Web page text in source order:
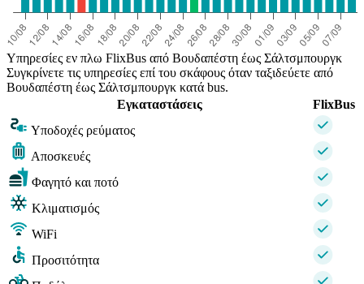
Υπηρεσίες εν πλω FlixBus από Βουδαπέστη έως Σάλτσμπουργκ
Συγκρίνετε τις υπηρεσίες επί του σκάφους όταν ταξιδεύετε από
Βουδαπέστη έως Σάλτσμπουργκ κατά bus.
Εγκαταστάσεις
FlixBus
Υποδοχές ρεύματος
Αποσκευές
Φαγητό και ποτό
Κλιματισμός
WiFi
Προσιτότητα